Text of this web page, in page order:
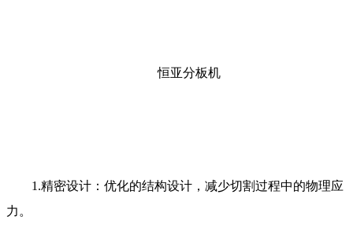
恒亚分板机
1.精密设计：优化的结构设计，减少切割过程中的物理应
力。